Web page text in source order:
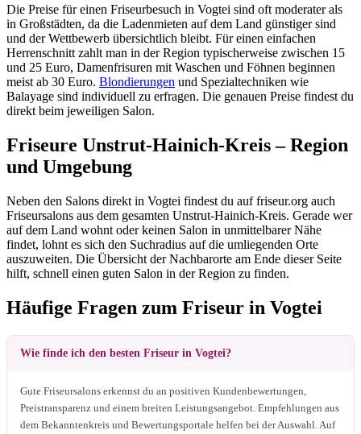
Die Preise für einen Friseurbesuch in Vogtei sind oft moderater als
in Großstädten, da die Ladenmieten auf dem Land günstiger sind
und der Wettbewerb übersichtlich bleibt. Für einen einfachen
Herrenschnitt zahlt man in der Region typischerweise zwischen 15
und 25 Euro, Damenfrisuren mit Waschen und Föhnen beginnen
meist ab 30 Euro. Blondierungen und Spezialtechniken wie
Balayage sind individuell zu erfragen. Die genauen Preise findest du
direkt beim jeweiligen Salon.
Friseure Unstrut-Hainich-Kreis – Region
und Umgebung
Neben den Salons direkt in Vogtei findest du auf friseur.org auch
Friseursalons aus dem gesamten Unstrut-Hainich-Kreis. Gerade wer
auf dem Land wohnt oder keinen Salon in unmittelbarer Nähe
findet, lohnt es sich den Suchradius auf die umliegenden Orte
auszuweiten. Die Übersicht der Nachbarorte am Ende dieser Seite
hilft, schnell einen guten Salon in der Region zu finden.
Häufige Fragen zum Friseur in Vogtei
Wie finde ich den besten Friseur in Vogtei?
Gute Friseursalons erkennst du an positiven Kundenbewertungen,
Preistransparenz und einem breiten Leistungsangebot. Empfehlungen aus
dem Bekanntenkreis und Bewertungsportale helfen bei der Auswahl. Auf